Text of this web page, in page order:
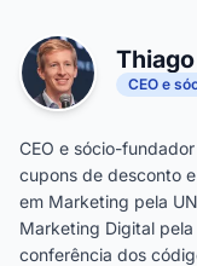
CEO e
CEO e sócio-
cupons de desconto
em Marketing pela
Marketing Digital
conferência dos